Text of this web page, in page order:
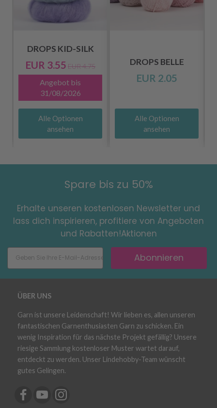
DROPS KID-SILK
EUR 3.55 EUR 4.75
Angebot bis
31/08/2026
Alle Optionen
ansehen
DROPS BELLE
EUR 2.05
Alle Optionen
ansehen
Spare bis zu 50%
Erhalte unseren kostenlosen Newsletter und
lass dich inspirieren, profitiere von Angeboten
und Rabatten!Aktionen
Abonnieren
ÜBER UNS
Garn ist unsere Leidenschaft! Wir lieben es, allen unseren
fantastischen Garnenthusiasten Garn zu schicken. Ein
wenig Inspiration für das nächste Projekt gefällig? Unsere
riesige Sammlung kostenloser Muster wartet darauf,
entdeckt zu werden. Unser Lindehobby-Team wünscht
gutes Gelingen.